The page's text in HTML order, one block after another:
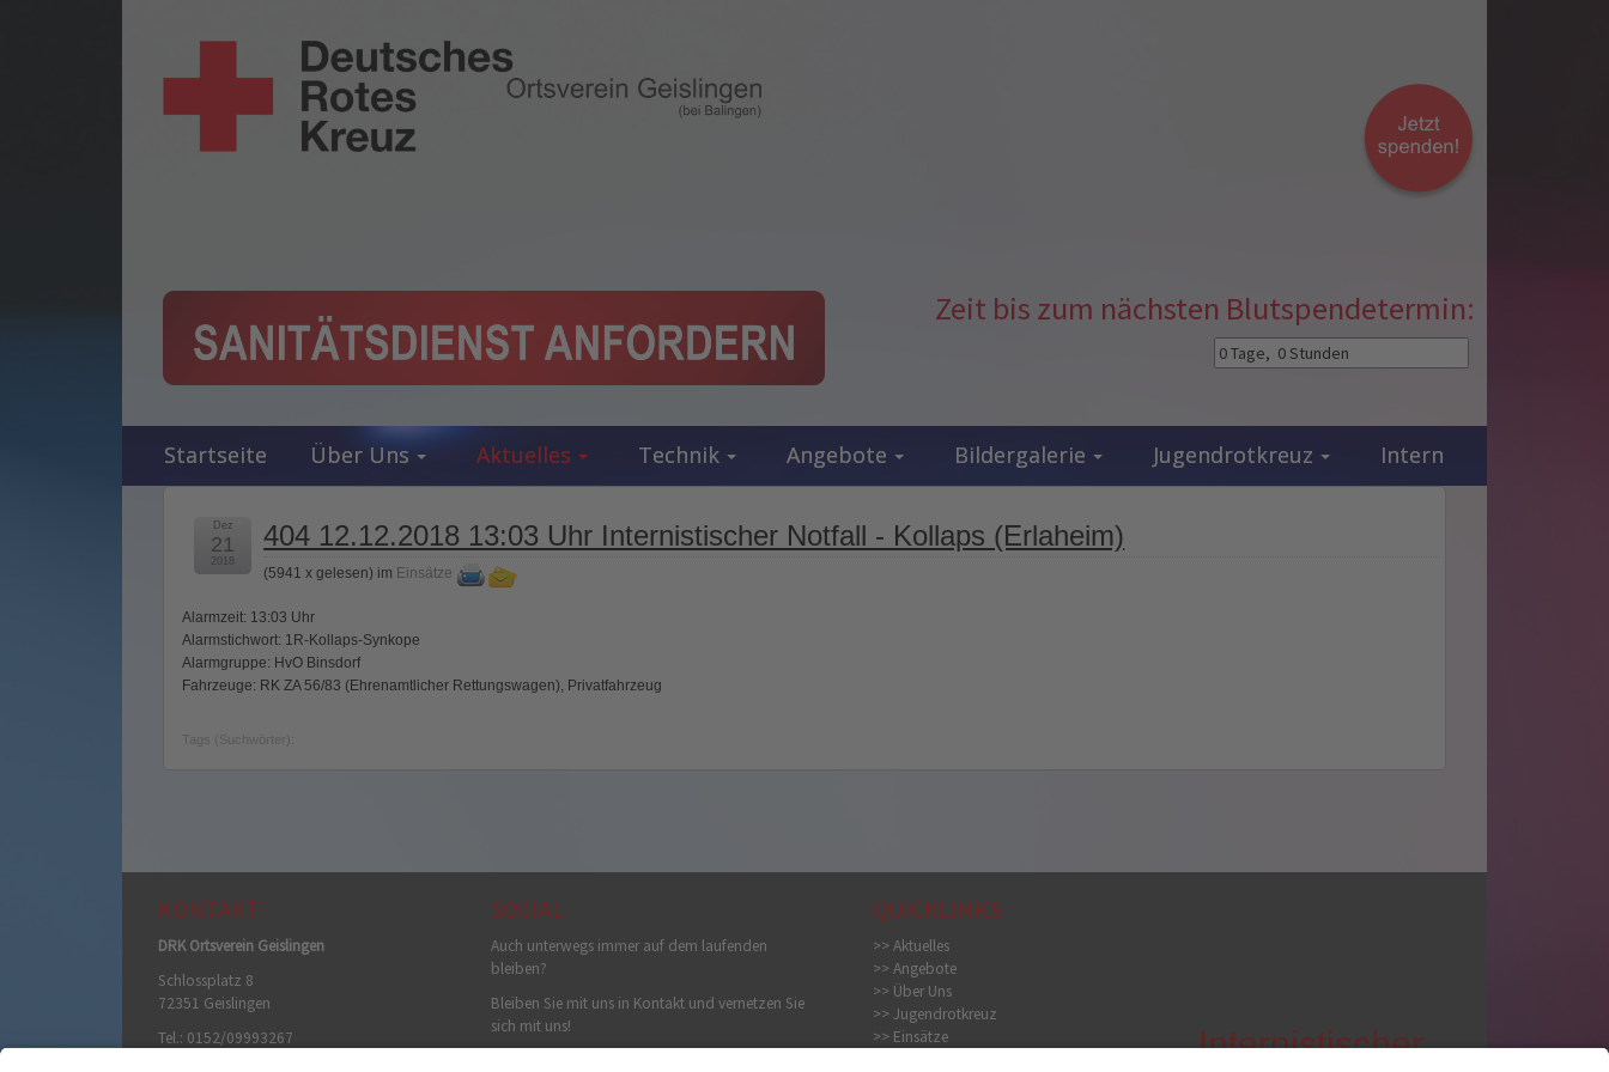
Zeit bis zum nächsten Blutspendetermin:
Startseite Über Uns Aktuelles Technik Angebote Bildergalerie Jugendrotkreuz Intern
404 12.12.2018 13:03 Uhr Internistischer Notfall - Kollaps (Erlaheim)
(5941 x gelesen) im Einsätze
Dez
21
2018
Alarmzeit: 13:03 Uhr
Alarmstichwort: 1R-Kollaps-Synkope
Alarmgruppe: HvO Binsdorf
Fahrzeuge: RK ZA 56/83 (Ehrenamtlicher Rettungswagen), Privatfahrzeug
Tags (Suchwörter):
KONTAKT
DRK Ortsverein Geislingen
Schlossplatz 8
72351 Geislingen
Tel.: 0152/09993267
SOCIAL
Auch unterwegs immer auf dem laufenden
bleiben?
Bleiben Sie mit uns in Kontakt und vernetzen Sie
sich mit uns!
QUICKLINKS
>> Aktuelles
>> Angebote
>> Über Uns
>> Jugendrotkreuz
>> Einsätze
Internistischer